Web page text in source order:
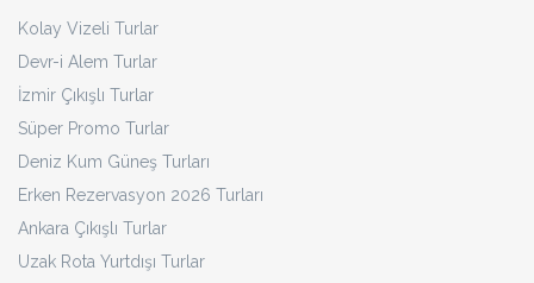
Kolay Vizeli Turlar
Devr-i Alem Turlar
İzmir Çıkışlı Turlar
Süper Promo Turlar
Deniz Kum Güneş Turları
Erken Rezervasyon 2026 Turları
Ankara Çıkışlı Turlar
Uzak Rota Yurtdışı Turlar